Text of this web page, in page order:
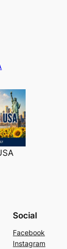
Social
Facebook
Instagram